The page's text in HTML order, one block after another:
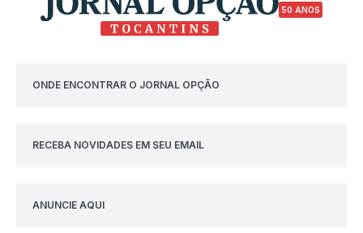
50 ANOS
ONDE ENCONTRAR O JORNAL OPÇÃO
RECEBA NOVIDADES EM SEU EMAIL
ANUNCIE AQUI